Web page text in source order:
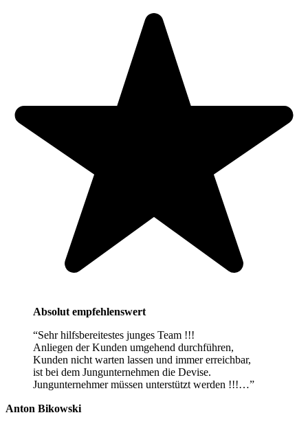
Absolut empfehlenswert
“Sehr hilfsbereitestes junges Team !!!
Anliegen der Kunden umgehend durchführen,
Kunden nicht warten lassen und immer erreichbar,
ist bei dem Jungunternehmen die Devise.
Jungunternehmer müssen unterstützt werden !!!…”
Anton Bikowski